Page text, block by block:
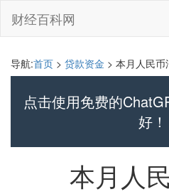
财经百科网
导航:首页 > 贷款资金 > 本月人民币
点击使用免费的
好！
本月人